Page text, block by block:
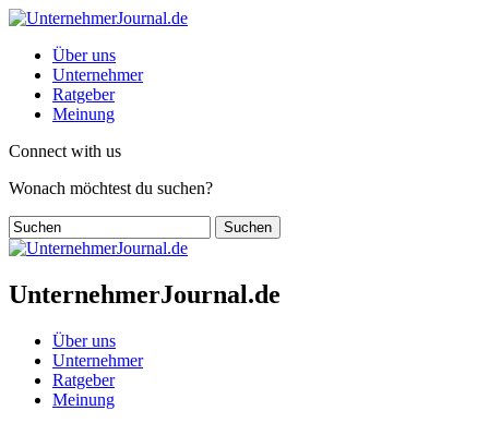
Über uns
Unternehmer
Ratgeber
Meinung
Connect with us
Wonach möchtest du suchen?
UnternehmerJournal.de
Über uns
Unternehmer
Ratgeber
Meinung